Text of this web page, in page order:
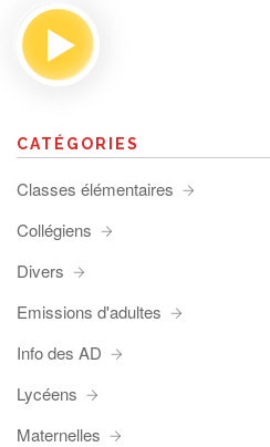
CATÉGORIES
Classes élémentaires
Collégiens
Divers
Emissions d'adultes
Info des AD
Lycéens
Maternelles